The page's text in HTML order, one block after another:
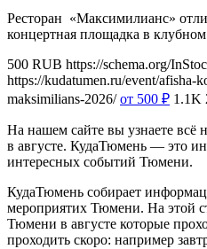
Ресторан «Максимилианс»
концертная площадка в
500 RUB https://schema.org/
https://kudatumen.ru/event/afisha-
maksimilians-2026/ от 500 ₽ 1.1K
На нашем сайте вы узнаете
в августе. КудаТюмень — это
интересных событий Тюмени.
КудаТюмень собирает
мероприятих Тюмени. На этой
Тюмени в августе которые
проходить скоро: например